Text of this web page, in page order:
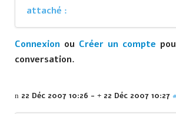
Connexion ou Créer un compte
conversation.
22 Déc 2007 10:26 - 22 Déc 2007 10:27